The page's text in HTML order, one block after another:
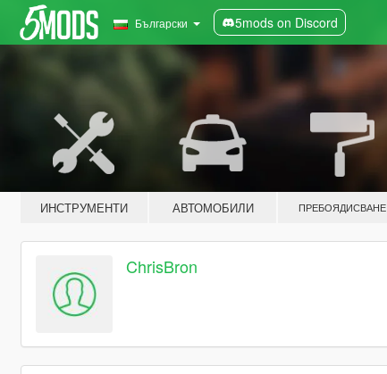
Български 5mods on Discord
ИНСТРУМЕНТИ АВТОМОБИЛИ ПРЕБОЯДИСВАНЕ
ChrisBron